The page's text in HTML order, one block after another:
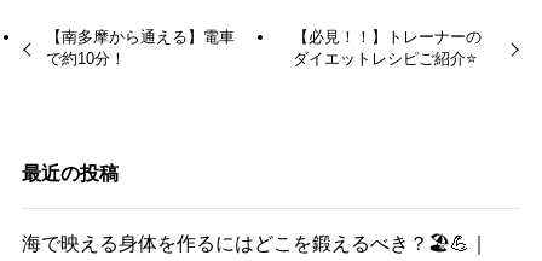
【南多摩から通える】電車
で約10分！
【必見！！】トレーナーの
ダイエットレシピご紹介⭐️
最近の投稿
海で映える身体を作るにはどこを鍛えるべき？🏖️💪｜